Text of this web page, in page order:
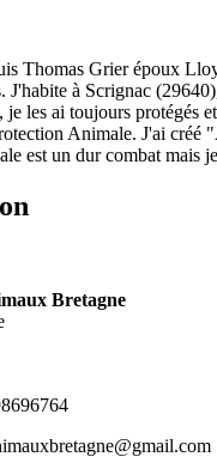
Thomas Grier époux
J'habite à Scrignac
je les ai toujours protégés
Animale. J'ai
est un dur combat mais
Bretagne